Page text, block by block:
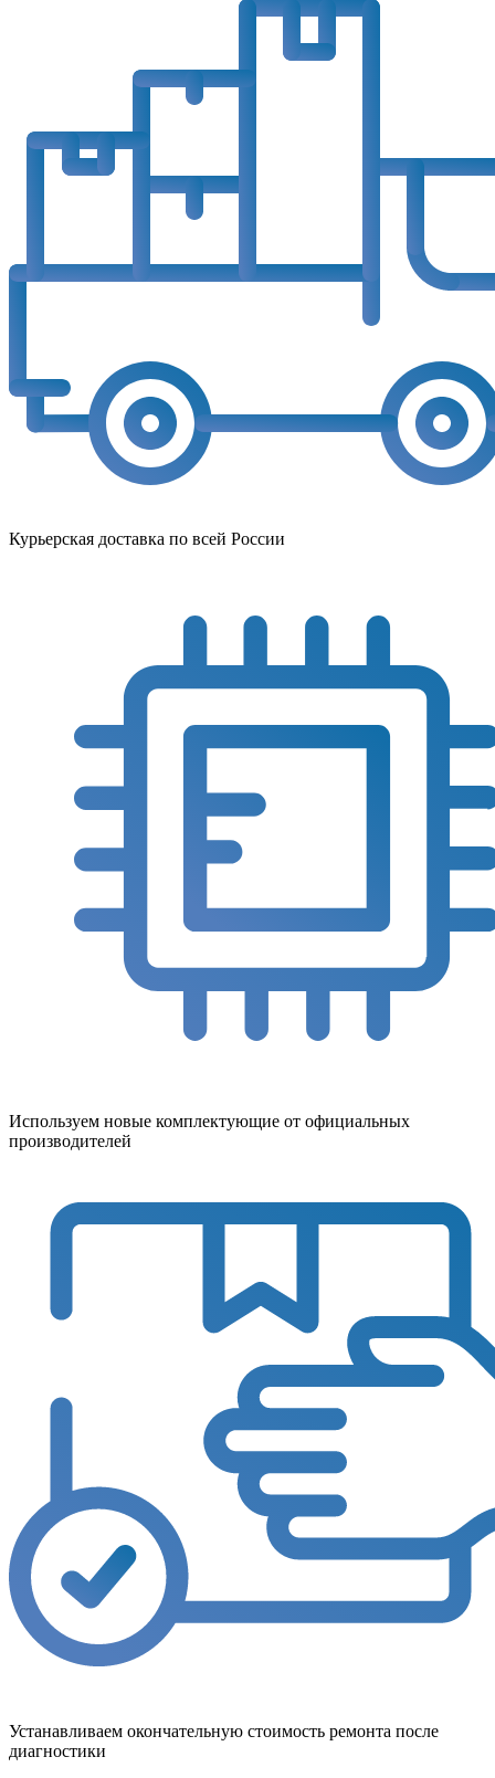
Курьерская доставка по всей России
Используем новые комплектующие от официальных
производителей
Устанавливаем окончательную стоимость ремонта после
диагностики